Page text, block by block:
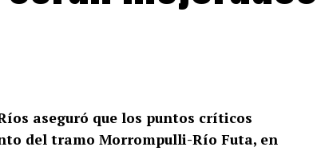
aseguró que los puntos críticos
del tramo Morrompulli-Río Futa, en